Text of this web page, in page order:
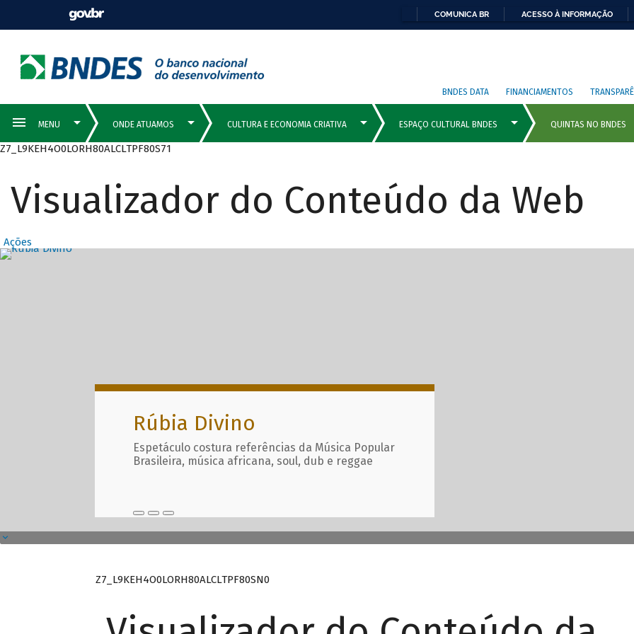
COMUNICA BR ACESSO À INFORMAÇÃO
BNDES DATA FINANCIAMENTOS
Z7_L9KEH4O0LORH80ALCLTPF80S71
Visualizador do Conteúdo da Web
Ações
Destaques Principais com
Rúbia Divino
Espetáculo costura referências da Música Popular
Brasileira, música africana, soul, dub e reggae
Z7_L9KEH4O0LORH80ALCLTPF80SN0